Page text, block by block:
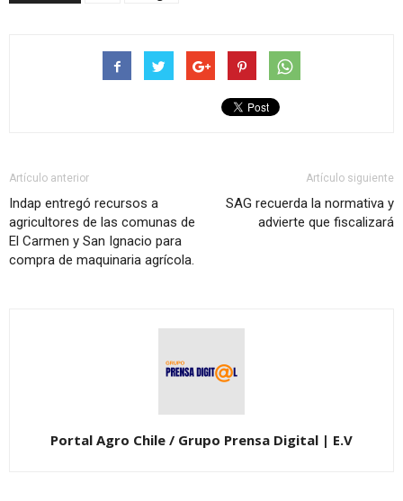
Artículo anterior
Indap entregó recursos a
agricultores de las comunas de
El Carmen y San Ignacio para
compra de maquinaria agrícola.
Artículo siguiente
SAG recuerda la normativa y
advierte que fiscalizará
Portal Agro Chile / Grupo Prensa Digital | E.V